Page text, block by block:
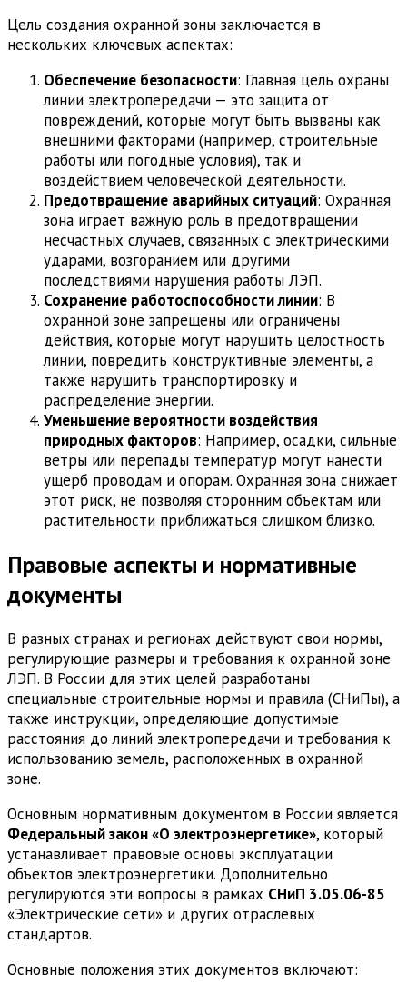
Цель создания охранной зоны заключается в
нескольких ключевых аспектах:
Обеспечение безопасности: Главная цель охраны
линии электропередачи — это защита от
повреждений, которые могут быть вызваны как
внешними факторами (например, строительные
работы или погодные условия), так и
воздействием человеческой деятельности.
Предотвращение аварийных ситуаций: Охранная
зона играет важную роль в предотвращении
несчастных случаев, связанных с электрическими
ударами, возгоранием или другими
последствиями нарушения работы ЛЭП.
Сохранение работоспособности линии: В
охранной зоне запрещены или ограничены
действия, которые могут нарушить целостность
линии, повредить конструктивные элементы, а
также нарушить транспортировку и
распределение энергии.
Уменьшение вероятности воздействия
природных факторов: Например, осадки, сильные
ветры или перепады температур могут нанести
ущерб проводам и опорам. Охранная зона снижает
этот риск, не позволяя сторонним объектам или
растительности приближаться слишком близко.
Правовые аспекты и нормативные
документы
В разных странах и регионах действуют свои нормы,
регулирующие размеры и требования к охранной зоне
ЛЭП. В России для этих целей разработаны
специальные строительные нормы и правила (СНиПы), а
также инструкции, определяющие допустимые
расстояния до линий электропередачи и требования к
использованию земель, расположенных в охранной
зоне.
Основным нормативным документом в России является
Федеральный закон «О электроэнергетике», который
устанавливает правовые основы эксплуатации
объектов электроэнергетики. Дополнительно
регулируются эти вопросы в рамках СНиП 3.05.06-85
«Электрические сети» и других отраслевых
стандартов.
Основные положения этих документов включают: